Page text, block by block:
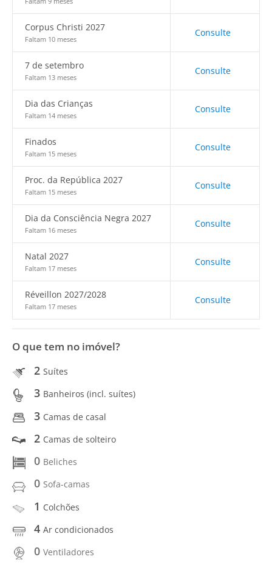
Corpus Christi 2027
Faltam 10 meses
Consulte
7 de setembro
Faltam 13 meses
Consulte
Dia das Crianças
Faltam 14 meses
Consulte
Finados
Faltam 15 meses
Consulte
Proc. da República 2027
Faltam 15 meses
Consulte
Dia da Consciência Negra 2027
Faltam 16 meses
Consulte
Natal 2027
Faltam 17 meses
Consulte
Réveillon 2027/2028
Faltam 17 meses
Consulte
O que tem no imóvel?
2 Suítes
3 Banheiros (incl. suítes)
3 Camas de casal
2 Camas de solteiro
0 Beliches
0 Sofa-camas
1 Colchões
4 Ar condicionados
0 Ventiladores